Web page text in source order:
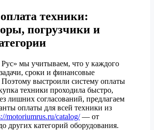
техники:
погрузчики и
мы учитываем, что у каждого
сроки и финансовые
выстроили систему оплаты
техники проходила быстро,
лишних согласований, предлагаем
оплаты для всей техники из
motoriumrus.ru/catalog/— от
других категорий оборудования.